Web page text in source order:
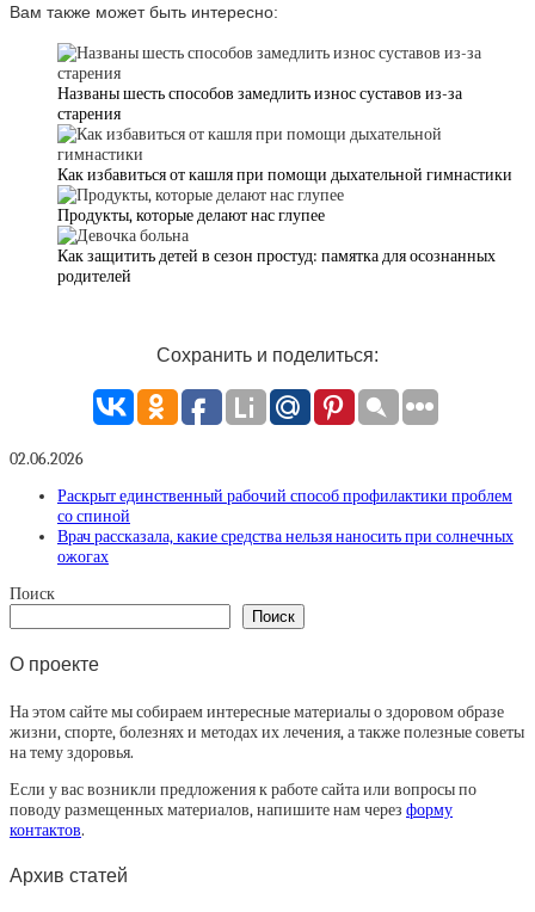
Вам также может быть интересно:
Названы шесть способов замедлить износ суставов из-за
старения
Как избавиться от кашля при помощи дыхательной гимнастики
Продукты, которые делают нас глупее
Как защитить детей в сезон простуд: памятка для осознанных
родителей
Сохранить и поделиться:
02.06.2026
Раскрыт единственный рабочий способ профилактики проблем
со спиной
Врач рассказала, какие средства нельзя наносить при солнечных
ожогах
Поиск
Поиск
О проекте
На этом сайте мы собираем интересные материалы о здоровом образе
жизни, спорте, болезнях и методах их лечения, а также полезные советы
на тему здоровья.
Если у вас возникли предложения к работе сайта или вопросы по
поводу размещенных материалов, напишите нам через форму
контактов.
Архив статей